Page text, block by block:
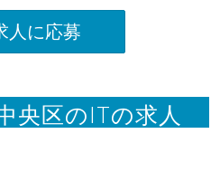
人に応募
央区のITの求人